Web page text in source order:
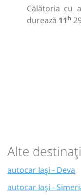
Călătoria cu
durează 11h
Alte
autocar Iași - Deva
autocar Iași -